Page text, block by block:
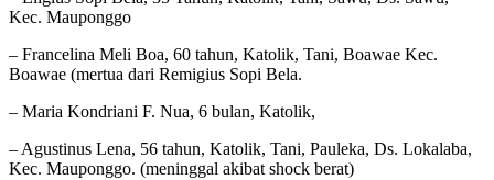
Kec. Mauponggo
– Francelina Meli Boa, 60 tahun, Katolik, Tani, Boawae Kec.
Boawae (mertua dari Remigius Sopi Bela.
– Maria Kondriani F. Nua, 6 bulan, Katolik,
– Agustinus Lena, 56 tahun, Katolik, Tani, Pauleka, Ds. Lokalaba,
Kec. Mauponggo. (meninggal akibat shock berat)